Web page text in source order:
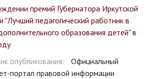
премий Губернатора Иркутской
"Лучший педагогический работник в
образования детей" в
опубликования:
Официальный
портал правовой информации